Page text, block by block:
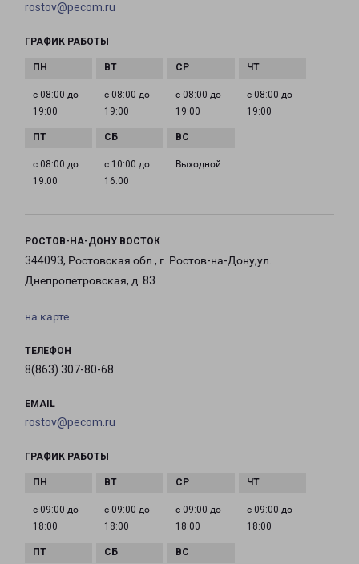
rostov@pecom.ru
ГРАФИК РАБОТЫ
с 08:00 до
19:00
с 08:00 до
19:00
с 08:00 до
19:00
с 08:00 до
19:00
с 08:00 до
19:00
с 10:00 до
16:00
Выходной
РОСТОВ-НА-ДОНУ ВОСТОК
344093, Ростовская обл., г. Ростов-на-Дону,ул.
Днепропетровская, д. 83
на карте
ТЕЛЕФОН
8(863) 307-80-68
EMAIL
rostov@pecom.ru
ГРАФИК РАБОТЫ
с 09:00 до
18:00
с 09:00 до
18:00
с 09:00 до
18:00
с 09:00 до
18:00